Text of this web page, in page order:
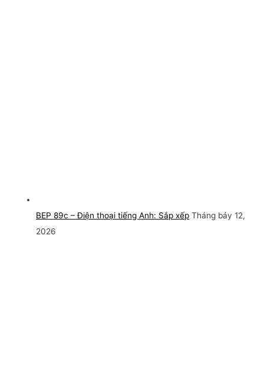
BEP 89c – Điện thoại tiếng Anh: Sắp xếp Tháng bảy 12,
2026